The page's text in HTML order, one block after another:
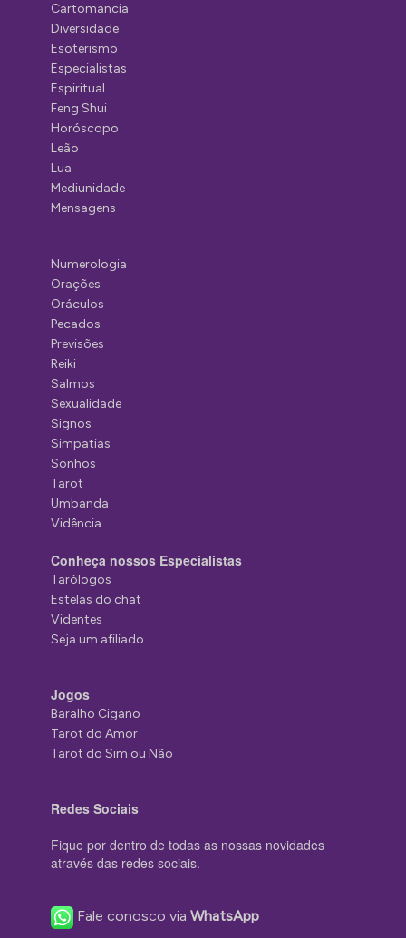
Cartomancia
Diversidade
Esoterismo
Especialistas
Espiritual
Feng Shui
Horóscopo
Leão
Lua
Mediunidade
Mensagens
Numerologia
Orações
Oráculos
Pecados
Previsões
Reiki
Salmos
Sexualidade
Signos
Simpatias
Sonhos
Tarot
Umbanda
Vidência
Conheça nossos Especialistas
Tarólogos
Estelas do chat
Videntes
Seja um afiliado
Jogos
Baralho Cigano
Tarot do Amor
Tarot do Sim ou Não
Redes Sociais
Fique por dentro de todas as nossas novidades
através das redes sociais.
Fale conosco viaWhatsApp